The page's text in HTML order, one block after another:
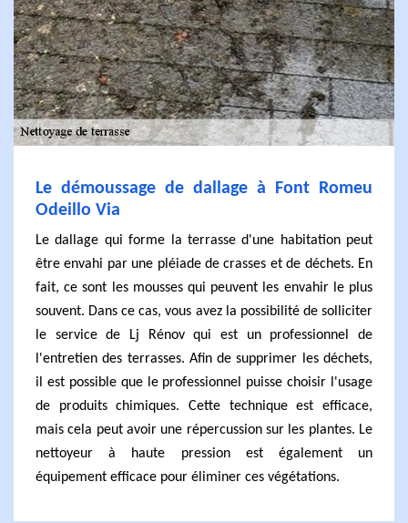
Le démoussage de dallage à Font Romeu
Odeillo Via
Le dallage qui forme la terrasse d'une habitation peut
être envahi par une pléiade de crasses et de déchets. En
fait, ce sont les mousses qui peuvent les envahir le plus
souvent. Dans ce cas, vous avez la possibilité de solliciter
le service de Lj Rénov qui est un professionnel de
l'entretien des terrasses. Afin de supprimer les déchets,
il est possible que le professionnel puisse choisir l'usage
de produits chimiques. Cette technique est efficace,
mais cela peut avoir une répercussion sur les plantes. Le
nettoyeur à haute pression est également un
équipement efficace pour éliminer ces végétations.